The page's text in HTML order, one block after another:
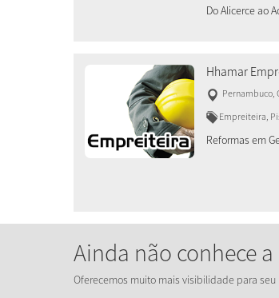
Do Alicerce ao
Hhamar
Pernambuco,
Empreiteira,
Reformas em
Ainda não conhece a
Oferecemos muito mais visibilidade para seu